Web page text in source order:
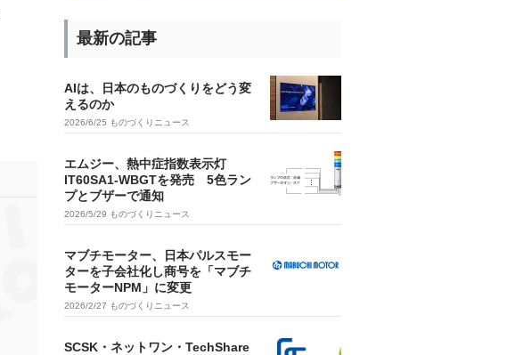
最新の記事
AIは、日本のものづくりをどう変
えるのか
2026/6/25 ものづくりニュース
エムジー、熱中症指数表示灯
IT60SA1-WBGTを発売 5色ラン
プとブザーで通知
2026/5/29 ものづくりニュース
マブチモーター、日本パルスモー
ターを子会社化し商号を「マブチ
モーターNPM」に変更
2026/2/27 ものづくりニュース
SCSK・ネットワン・TechShare